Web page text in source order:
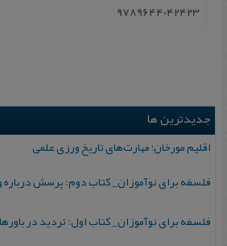
9789644042423
جدیدترین ها
اقلیم مورخان؛ مهارت‌های تاریخ ورزی علمی
فلسفه برای نوآموزان_ کتاب دوم: پرسش
فلسفه برای نوآموزان_ کتاب اول: تردید در